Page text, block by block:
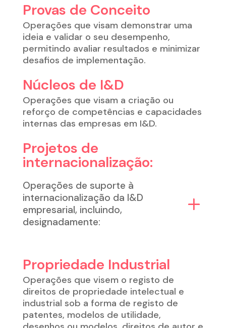
Provas de Conceito
Operações que visam demonstrar uma
ideia e validar o seu desempenho,
permitindo avaliar resultados e minimizar
desafios de implementação.
Núcleos de I&D
Operações que visam a criação ou
reforço de competências e capacidades
internas das empresas em I&D.
Projetos de
internacionalização:
Operações de suporte à
internacionalização da I&D
empresarial, incluindo,
designadamente:
Propriedade Industrial
Operações que visem o registo de
direitos de propriedade intelectual e
industrial sob a forma de registo de
patentes, modelos de utilidade,